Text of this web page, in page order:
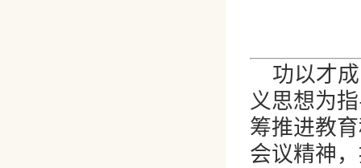
功以才
义思想为
筹推进教
会议精神